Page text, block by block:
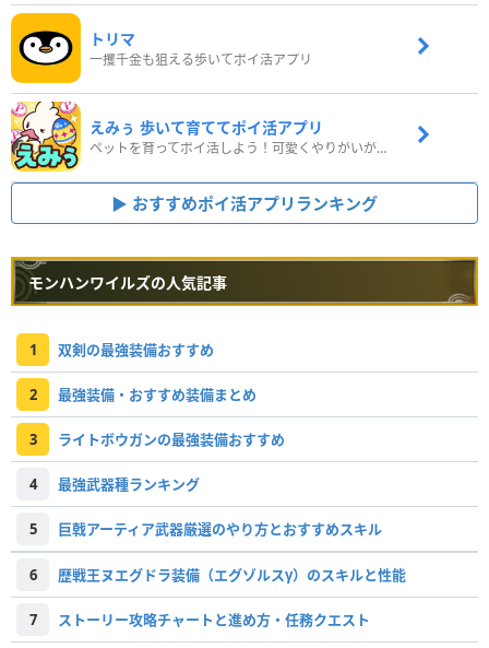
トリマ
一攫千金も狙える歩いてポイ活アプリ
えみぅ 歩いて育ててポイ活アプリ
ペットを育ってポイ活しよう！可愛くやりがいがある新感覚アプリ
おすすめポイ活アプリランキング
モンハンワイルズの人気記事
1 双剣の最強装備おすすめ
2 最強装備・おすすめ装備まとめ
3 ライトボウガンの最強装備おすすめ
4 最強武器種ランキング
5 巨戟アーティア武器厳選のやり方とおすすめスキル
6 歴戦王ヌエグドラ装備（エグゾルスγ）のスキルと性能
7 ストーリー攻略チャートと進め方・任務クエスト